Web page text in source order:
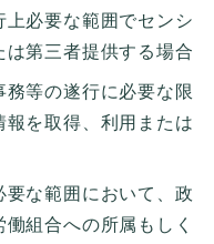
必要な範囲でセンシ
第三者提供する場合
等の遂行に必要な限
報を取得、利用または
な範囲において、政
組合への所属もしく